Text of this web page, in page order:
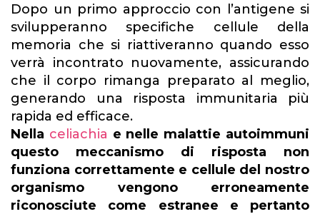
Dopo un primo approccio con l’antigene si
svilupperanno specifiche cellule della
memoria che si riattiveranno quando esso
verrà incontrato nuovamente, assicurando
che il corpo rimanga preparato al meglio,
generando una risposta immunitaria più
rapida ed efficace.
Nella celiachia e nelle malattie autoimmuni
questo meccanismo di risposta non
funziona correttamente e cellule del nostro
organismo vengono erroneamente
riconosciute come estranee e pertanto